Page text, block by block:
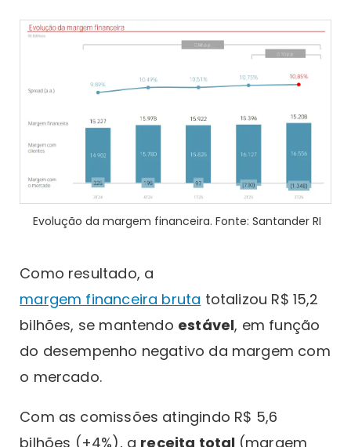
Evolução da margem financeira. Fonte: Santander RI
Como resultado, a
margem financeira bruta totalizou R$ 15,2
bilhões, se mantendo estável, em função
do desempenho negativo da margem com
o mercado.
Com as comissões atingindo R$ 5,6
bilhões (+4%), a receita total (margem